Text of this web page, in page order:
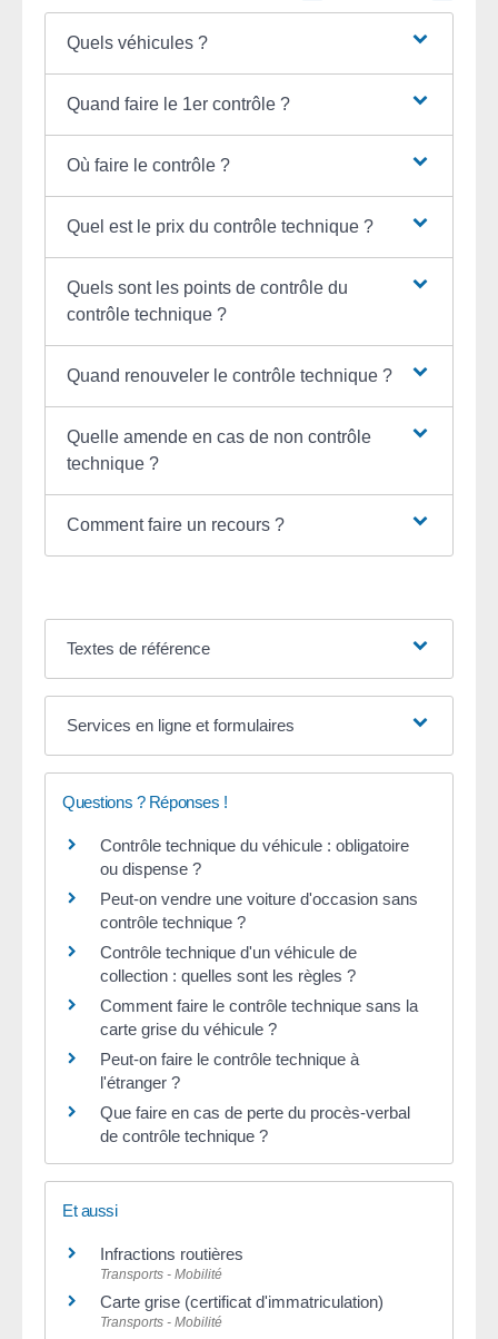
Quels véhicules ?
Quand faire le 1er contrôle ?
Où faire le contrôle ?
Quel est le prix du contrôle technique ?
Quels sont les points de contrôle du
contrôle technique ?
Quand renouveler le contrôle technique ?
Quelle amende en cas de non contrôle
technique ?
Comment faire un recours ?
Textes de référence
Services en ligne et formulaires
Questions ? Réponses !
Contrôle technique du véhicule : obligatoire
ou dispense ?
Peut-on vendre une voiture d'occasion sans
contrôle technique ?
Contrôle technique d'un véhicule de
collection : quelles sont les règles ?
Comment faire le contrôle technique sans la
carte grise du véhicule ?
Peut-on faire le contrôle technique à
l'étranger ?
Que faire en cas de perte du procès-verbal
de contrôle technique ?
Et aussi
Infractions routières
Transports - Mobilité
Carte grise (certificat d'immatriculation)
Transports - Mobilité